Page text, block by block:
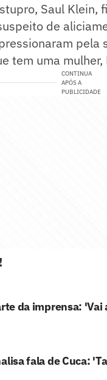
Saul Klein,
de
pela
tem uma
CONTINUA
APÓS A
PUBLICIDADE
da imprensa: 'Vai
fala de Cuca: